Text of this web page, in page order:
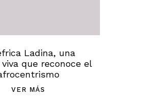
Ladina, una
que reconoce el
VER MÁS